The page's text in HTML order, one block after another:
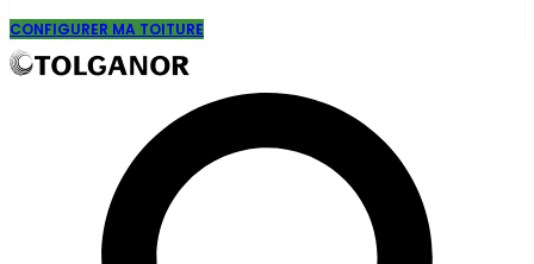
CONFIGURER MA TOITURE